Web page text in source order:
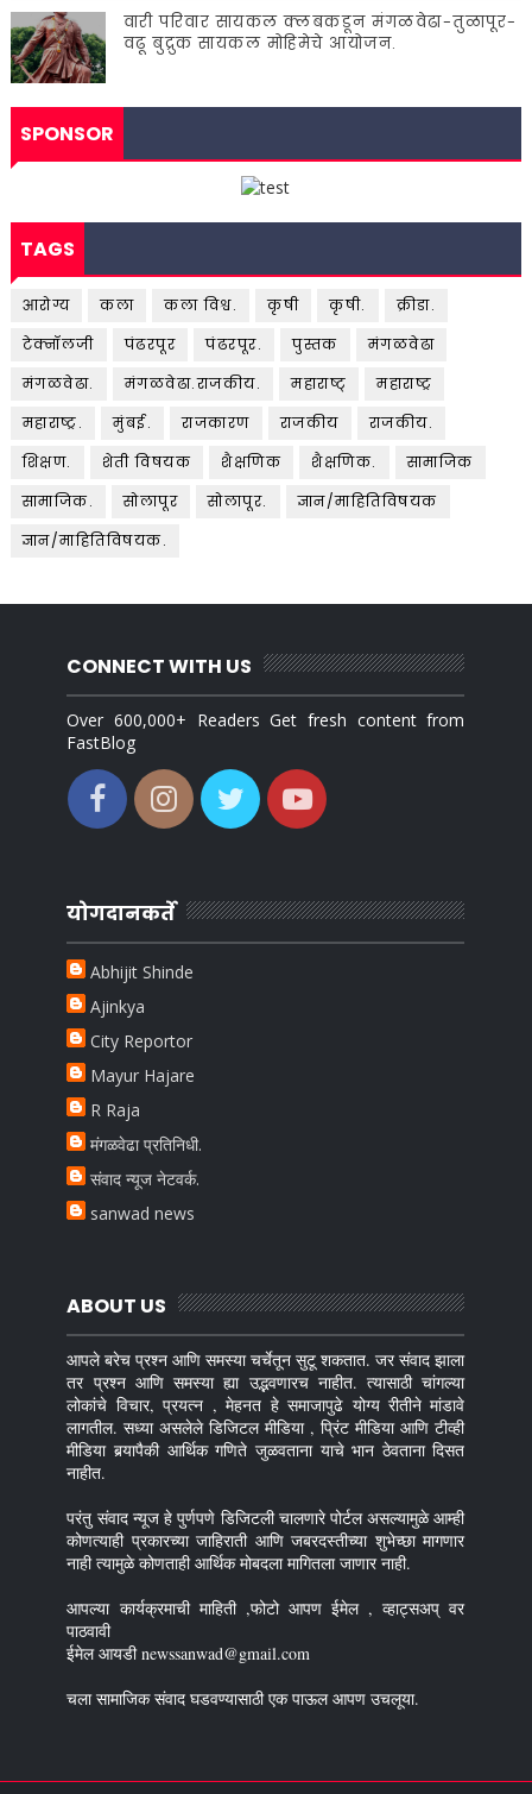
वारी परिवार सायकल क्लबकडून मंगळवेढा-तुळापूर-
वढू बुद्रुक सायकल मोहिमेचे आयोजन.
SPONSOR
TAGS
आरोग्य कला कला विश्व. कृषी कृषी.
क्रीडा.
टेक्नॉलजी
पंढरपूर पंढरपूर. पुस्तक
मंगळवेढा
मंगळवेढा.
मंगळवेढा.राजकीय. महाराष्ट्
महाराष्ट्र
महाराष्ट्र.
मुंबई. राजकारण राजकीय
राजकीय.
शिक्षण.
शेती विषयक शैक्षणिक शैक्षणिक.
सामाजिक
सामाजिक.
सोलापूर सोलापूर.
ज्ञान/माहितिविषयक
ज्ञान/माहितिविषयक.
CONNECT WITH US
Over 600,000+ Readers Get fresh content from
FastBlog
योगदानकर्ते
Abhijit Shinde
Ajinkya
City Reportor
Mayur Hajare
R Raja
मंगळवेढा प्रतिनिधी.
संवाद न्यूज नेटवर्क.
sanwad news
ABOUT US
आपले बरेच प्रश्न आणि समस्या चर्चेतून सुटू शकतात. जर संवाद झाला
तर प्रश्न आणि समस्या ह्या उद्भवणारच नाहीत. त्यासाठी चांगल्या
लोकांचे विचार, प्रयत्न , मेहनत हे समाजापुढे योग्य रीतीने मांडावे
लागतील. सध्या असलेले डिजिटल मीडिया , प्रिंट मीडिया आणि टीव्ही
मीडिया बर्‍यापैकी आर्थिक गणिते जुळवताना याचे भान ठेवताना दिसत
नाहीत.
परंतु संवाद न्यूज हे पुर्णपणे डिजिटली चालणारे पोर्टल असल्यामुळे आम्ही
कोणत्याही प्रकारच्या जाहिराती आणि जबरदस्तीच्या शुभेच्छा मागणार
नाही त्यामुळे कोणताही आर्थिक मोबदला मागितला जाणार नाही.
आपल्या कार्यक्रमाची माहिती ,फोटो आपण ईमेल , व्हाट्सअप् वर
पाठवावी
ईमेल आयडी newssanwad@gmail.com
चला सामाजिक संवाद घडवण्यासाठी एक पाऊल आपण उचलूया.